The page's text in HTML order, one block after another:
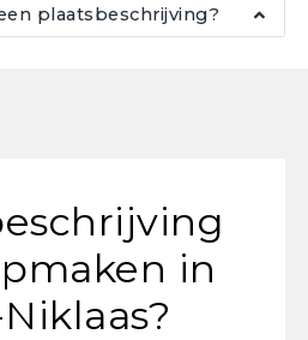
plaatsbeschrijving?
in